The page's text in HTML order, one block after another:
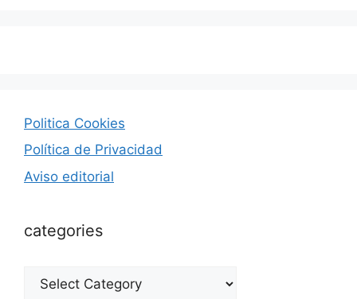
Politica Cookies
Política de Privacidad
Aviso editorial
categories
categories